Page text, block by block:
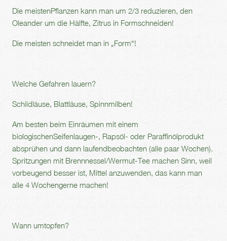
Die meistenPflanzen kann man um 2/3 reduzieren, den
Oleander um die Hälfte, Zitrus in Formschneiden!
Die meisten schneidet man in „Form“!
Welche Gefahren lauern?
Schildläuse, Blattläuse, Spinnmilben!
Am besten beim Einräumen mit einem
biologischenSeifenlaugen-, Rapsöl- oder Paraffinölprodukt
absprühen und dann laufendbeobachten (alle paar Wochen).
Spritzungen mit Brennnessel/Wermut-Tee machen Sinn, weil
vorbeugend besser ist, Mittel anzuwenden, das kann man
alle 4 Wochengerne machen!
Wann umtopfen?